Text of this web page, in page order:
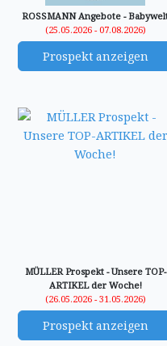
ROSSMANN Angebote -
(25.05.2026 - 07.08.2026)
Prospekt anzeigen
MÜLLER Prospekt - Unsere TOP-
ARTIKEL der Woche!
(26.05.2026 - 31.05.2026)
Prospekt anzeigen